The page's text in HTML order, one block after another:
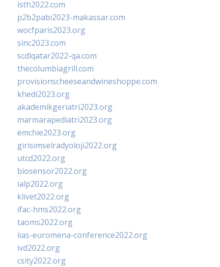
isth2022.com
p2b2pabi2023-makassar.com
wocfparis2023.org
sinc2023.com
scdlqatar2022-qa.com
thecolumbiagrill.com
provisionscheeseandwineshoppe.com
khedi2023.org
akademikgeriatri2023.org
marmarapediatri2023.org
emchie2023.org
girisimselradyoloji2022.org
utcd2022.org
biosensor2022.org
ialp2022.org
klivet2022.org
ifac-hms2022.org
taoms2022.org
iias-euromena-conference2022.org
ivd2022.org
csity2022.org